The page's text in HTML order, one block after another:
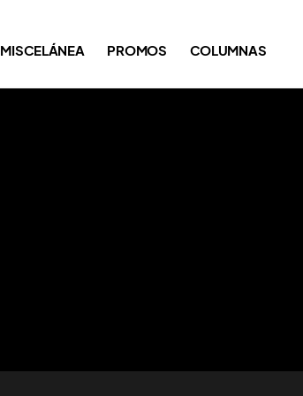
MISCELÁNEA PROMOS COLUMNAS